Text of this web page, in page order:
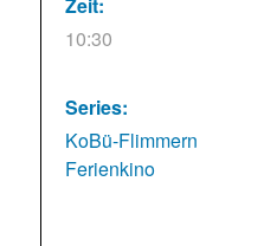
Zeit:
10:30
Series:
KoBü-Flimmern
Ferienkino